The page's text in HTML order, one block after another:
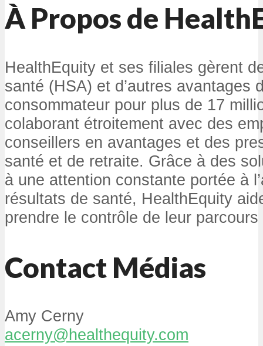
À Propos de
HealthEquity et ses filiales gèrent
santé (HSA) et d’autres avantages
consommateur pour plus de 17
colaborant étroitement avec des
conseillers en avantages et des
santé et de retraite. Grâce à des
à une attention constante portée à
résultats de santé, HealthEquity
prendre le contrôle de leur
Contact Médias
Amy Cerny
acerny@healthequity.com